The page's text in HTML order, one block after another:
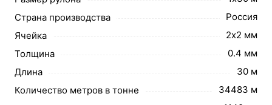
Страна производства
Россия
Ячейка
2х2 мм
Толщина
0.4 мм
Длина
30 м
Количество метров в тонне
34483 м